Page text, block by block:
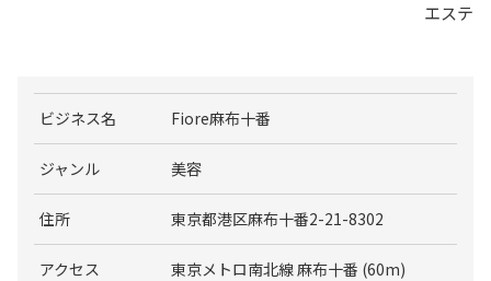
エステ
ビジネス名 Fiore麻布十番
ジャンル 美容
住所 東京都港区麻布十番2-21-8302
アクセス
東京メトロ南北線 麻布十番 (60m)